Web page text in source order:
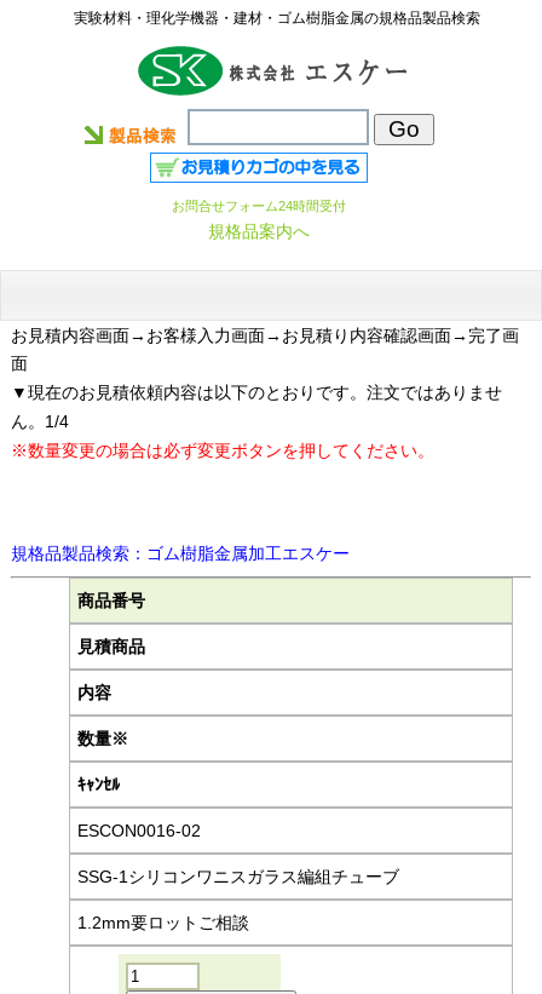
実験材料・理化学機器・建材・ゴム樹脂金属の規格品製品検索
お問合せフォーム24時間受付
規格品案内へ
お見積内容画面→お客様入力画面→お見積り内容確認画面→完了画
面
▼現在のお見積依頼内容は以下のとおりです。注文ではありませ
ん。1/4
※数量変更の場合は必ず変更ボタンを押してください。
規格品製品検索：ゴム樹脂金属加工エスケー
商品番号
見積商品
内容
数量※
ｷｬﾝｾﾙ
ESCON0016-02
SSG-1シリコンワニスガラス編組チューブ
1.2mm要ロットご相談